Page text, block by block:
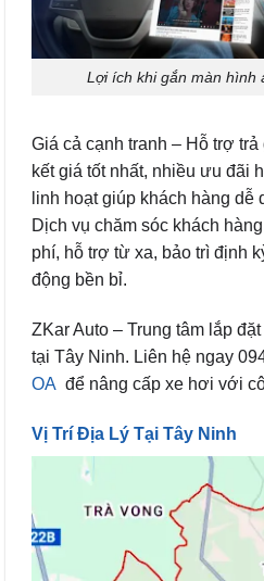
Lợi ích khi gắn màn hình
Giá cả cạnh tranh – Hỗ trợ
kết giá tốt nhất, nhiều ưu đãi
linh hoạt giúp khách hàng dễ
Dịch vụ chăm sóc khách
phí, hỗ trợ từ xa, bảo trì định
động bền bỉ.
ZKar Auto – Trung tâm lắp
tại Tây Ninh. Liên hệ ngay
OA để nâng cấp xe hơi với
Vị Trí Địa Lý Tại Tây Ninh